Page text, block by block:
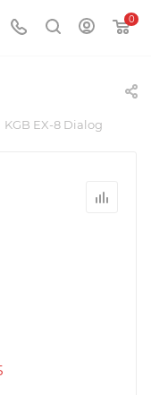
0
KGB EX-8 Dialog